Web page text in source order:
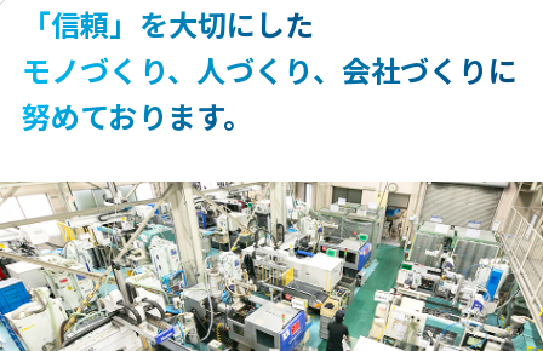
「信頼」を⼤切にした
モノづくり、⼈づくり、会社づくりに
努めております。